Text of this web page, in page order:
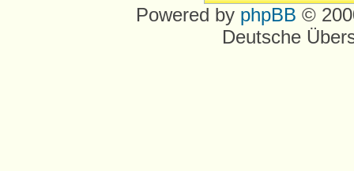
Powered by phpBB ©
Deutsche